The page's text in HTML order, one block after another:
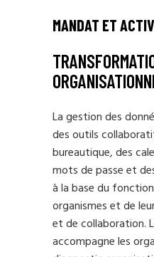
MANDAT ET
La gestion des
des outils
bureautique, des
mots de passe et
à la base du
organismes et de
et de collaboration.
accompagne les